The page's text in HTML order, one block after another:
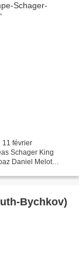
11 février
Schager King
Daniel Melot
Bychkov)